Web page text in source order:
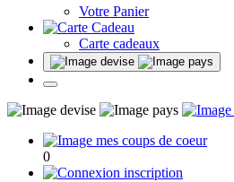
Votre Panier
Carte cadeaux
0